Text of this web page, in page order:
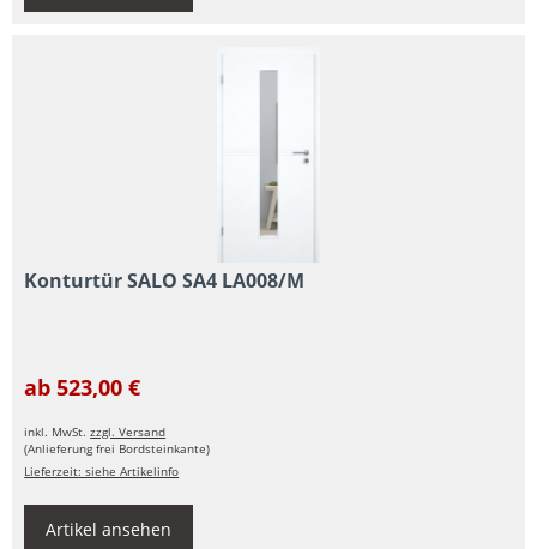
Konturtür SALO SA4 LA008/M
ab 523,00 €
inkl. MwSt.zzgl. Versand
(Anlieferung frei Bordsteinkante)
Lieferzeit: siehe Artikelinfo
Artikel ansehen